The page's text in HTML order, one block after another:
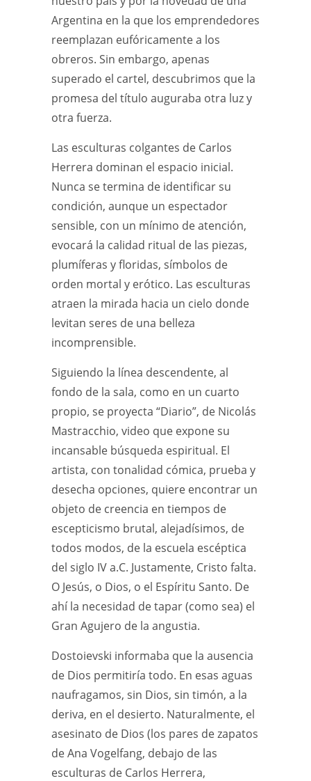
Argentina en la que los emprendedores
reemplazan eufóricamente a los
obreros. Sin embargo, apenas
superado el cartel, descubrimos que la
promesa del título auguraba otra luz y
otra fuerza.
Las esculturas colgantes de Carlos
Herrera dominan el espacio inicial.
Nunca se termina de identificar su
condición, aunque un espectador
sensible, con un mínimo de atención,
evocará la calidad ritual de las piezas,
plumíferas y floridas, símbolos de
orden mortal y erótico. Las esculturas
atraen la mirada hacia un cielo donde
levitan seres de una belleza
incomprensible.
Siguiendo la línea descendente, al
fondo de la sala, como en un cuarto
propio, se proyecta “Diario”, de Nicolás
Mastracchio, video que expone su
incansable búsqueda espiritual. El
artista, con tonalidad cómica, prueba y
desecha opciones, quiere encontrar un
objeto de creencia en tiempos de
escepticismo brutal, alejadísimos, de
todos modos, de la escuela escéptica
del siglo IV a.C. Justamente, Cristo falta.
O Jesús, o Dios, o el Espíritu Santo. De
ahí la necesidad de tapar (como sea) el
Gran Agujero de la angustia.
Dostoievski informaba que la ausencia
de Dios permitiría todo. En esas aguas
naufragamos, sin Dios, sin timón, a la
deriva, en el desierto. Naturalmente, el
asesinato de Dios (los pares de zapatos
de Ana Vogelfang, debajo de las
esculturas de Carlos Herrera,